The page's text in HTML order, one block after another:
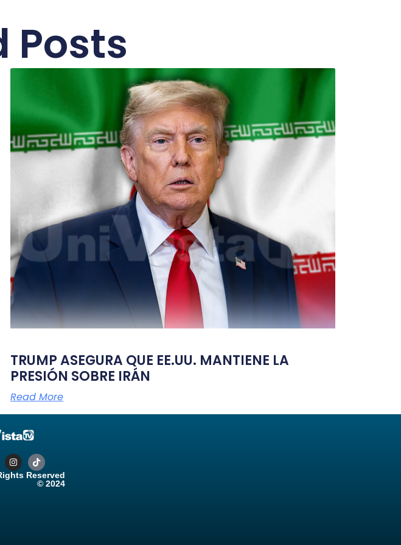
Posts
TRUMP ASEGURA QUE EE.UU. MANTIENE LA
PRESIÓN SOBRE IRÁN
Read More
Reserved
© 2024